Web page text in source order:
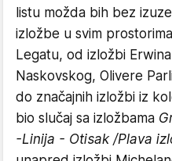
listu možda bih bez
izložbe u svim
Legatu, od izložbi
Naskovskog, Olivere
do značajnih izložbi iz
bio slučaj sa izložbama
-Linija - Otisak /Plava